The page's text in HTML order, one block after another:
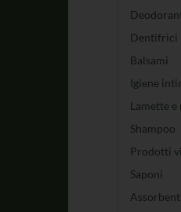
Dentifrici
Balsami
Igiene
Lamette e
Shampoo
Prodotti
Saponi